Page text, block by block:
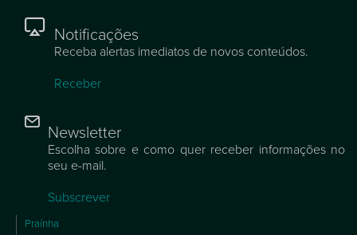
Notificações
Receba alertas imediatos de novos conteúdos.
Receber
Newsletter
Escolha sobre e como quer receber informações no
seu e-mail.
Subscrever
Praínha